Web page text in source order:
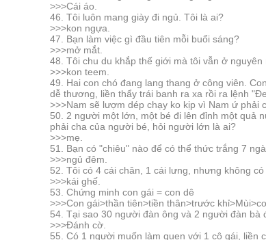
>>>Cái áo.
46. Tôi luôn mang giày đi ngủ. Tôi là ai?
>>>kon ngựa.
47. Bạn làm việc gì đầu tiên mỗi buổi sáng?
>>>mở mắt.
48. Tôi chu du khắp thế giới mà tôi vẫn ở nguyên
>>>kon teem.
49. Hai con chó đang lang thang ở công viên.
dễ thương, liền thẩy trái banh ra xa rồi ra lệnh
>>>Nam sẽ lượm dép chạy ko kịp vì Nam ứ phải
50. 2 người một lớn, một bé đi lên đỉnh một quả
phải cha của người bé, hỏi người lớn là ai?
>>>mẹ.
51. Bạn có "chiêu" nào để có thể thức trắng 7
>>>ngủ đêm.
52. Tôi có 4 cái chân, 1 cái lưng, nhưng không
>>>kái ghế.
53. Chứng minh con gái = con dê
>>>Con gái>thần tiên>tiền thân>trước
54. Tại sao 30 người đàn ông và 2 người đàn bà
>>>Đánh cờ.
55. Có 1 người muốn làm quen với 1 cô gái, liền